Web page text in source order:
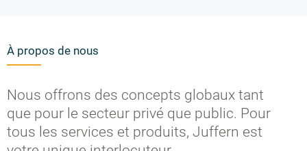
À propos de nous
Nous offrons des concepts globaux tant
que pour le secteur privé que public. Pour
tous les services et produits, Juffern est